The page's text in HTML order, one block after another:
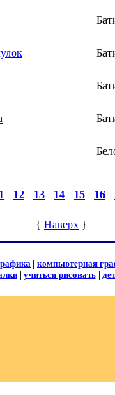
12 13 14 15 16
{ Наверх }
| компьютерная
| учиться рисовать|